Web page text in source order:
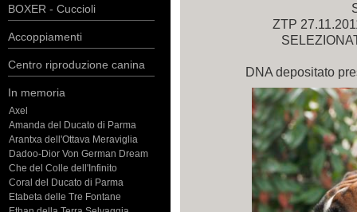
BOXER - Cuccioli
Accoppiamenti
Centro riproduzione canina
In memoria
Axel
Amanda del Ducato di Parma
Arantxa dell'Ottava Meraviglia
Dadoo-Dior Von German Dream
Che del Colle dell'Infinito
Coral del Ducato di Parma
Etabeta delle Tre Fontane
ZTP
DNA depositato